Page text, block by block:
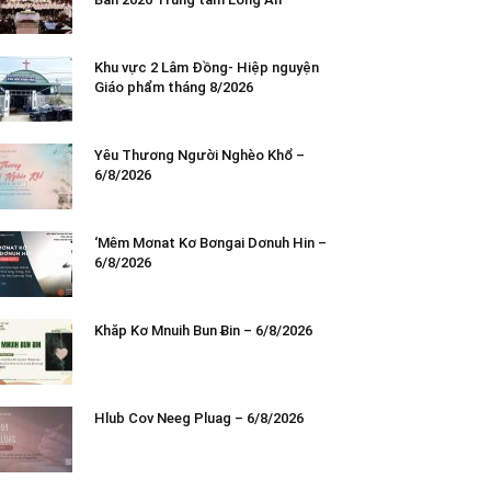
Khu vực 2 Lâm Đồng- Hiệp nguyện
Giáo phẩm tháng 8/2026
Yêu Thương Người Nghèo Khổ –
6/8/2026
‘Mêm Mơnat Kơ Bơngai Dơnuh Hin –
6/8/2026
Khăp Kơ Mnuih Bun Ƀin – 6/8/2026
Hlub Cov Neeg Pluag – 6/8/2026